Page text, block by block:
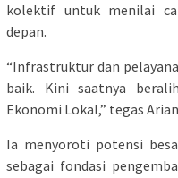
kolektif untuk menilai
depan.
“Infrastruktur dan
baik. Kini saatnya
Ekonomi Lokal,” tegas
Ia menyoroti potensi
sebagai fondasi